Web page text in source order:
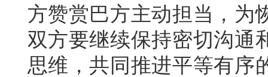
方赞赏巴方主动担当，为
双方要继续保持密切沟通
思维，共同推进平等有序